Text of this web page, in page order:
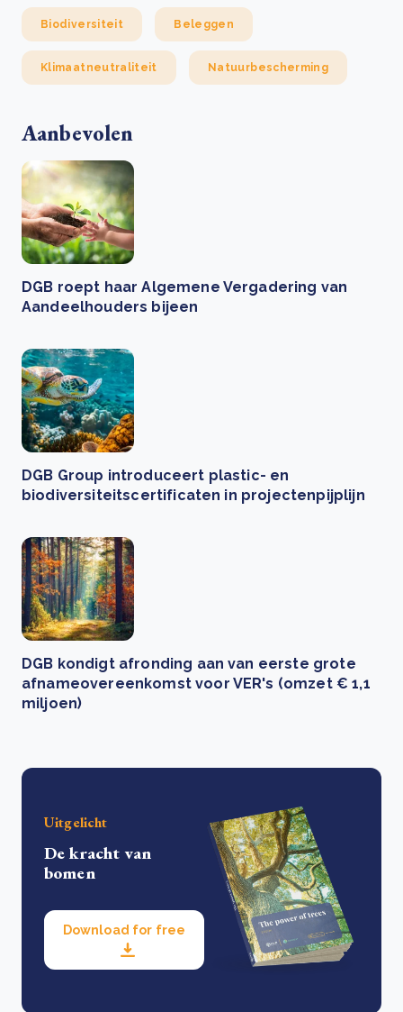
Biodiversiteit Beleggen
Klimaatneutraliteit Natuurbescherming
Aanbevolen
DGB roept haar Algemene Vergadering van
Aandeelhouders bijeen
DGB Group introduceert plastic- en
biodiversiteitscertificaten in projectenpijplijn
DGB kondigt afronding aan van eerste grote
afnameovereenkomst voor VER's (omzet € 1,1
miljoen)
Uitgelicht
De kracht van
bomen
Download for free